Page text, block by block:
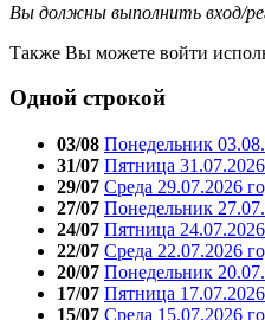
Вы должны выполнить вход/
Также Вы можете войти
Одной строкой
03/08 Понедельник
31/07 Пятница
29/07 Среда 29.07.2026
27/07 Понедельник
24/07 Пятница
22/07 Среда 22.07.2026
20/07 Понедельник
17/07 Пятница
15/07 Среда 15.07.2026